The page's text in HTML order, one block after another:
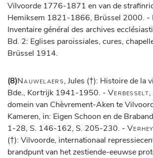
Vilvoorde 1776-1871 en van de
Hemiksem 1821-1866, Brüssel 2000. -
Inventaire général des archives
Bd. 2: Eglises paroissiales, cures,
Brüssel 1914.
(8)Nauwelaers, Jules (†): Histoire de la
Bde., Kortrijk 1941-1950. - Verbesselt
domein van Chèvrement-Aken te
Kameren, in: Eigen Schoon en de
1-28, S. 146-162, S. 205-230. -
(†): Vilvoorde, internationaal
brandpunt van het zestiende-eeuwse